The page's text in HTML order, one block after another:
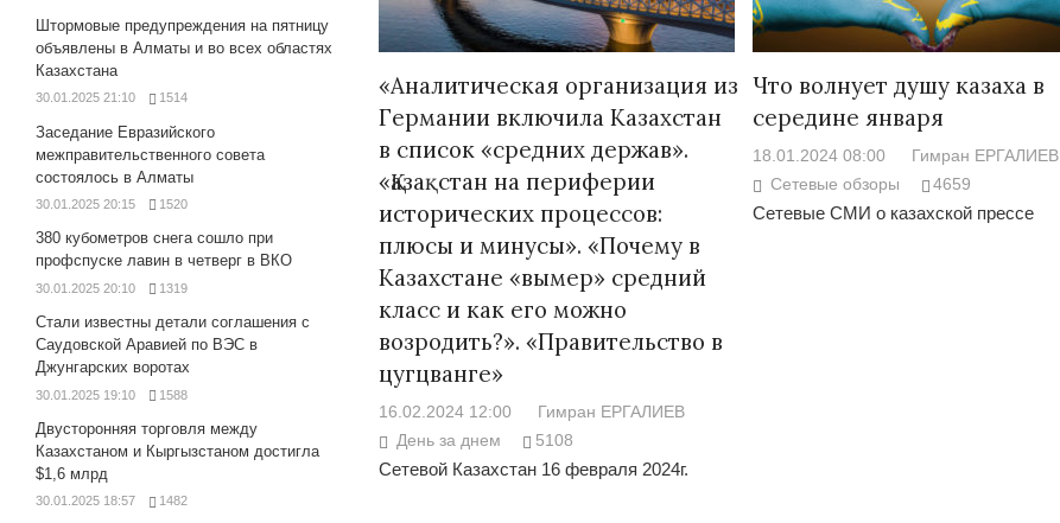
«Аналитическая организация из
Германии включила Казахстан
в список «средних держав».
«Қазақстан на периферии
исторических процессов:
плюсы и минусы». «Почему в
Казахстане «вымер» средний
класс и как его можно
возродить?». «Правительство в
цугцванге»
16.02.2024 12:00
Гимран ЕРГАЛИЕВ
День за днем
5108
Сетевой Казахстан 16 февраля 2024г.
Что волнует душу казаха в
середине января
18.01.2024 08:00
Гимран ЕРГАЛИЕВ
Сетевые обзоры
4659
Сетевые СМИ о казахской прессе
Штормовые предупреждения на пятницу
объявлены в Алматы и во всех областях
Казахстана
30.01.2025 21:10 1514
Заседание Евразийского
межправительственного совета
состоялось в Алматы
30.01.2025 20:15 1520
380 кубометров снега сошло при
профспуске лавин в четверг в ВКО
30.01.2025 20:10 1319
Стали известны детали соглашения с
Саудовской Аравией по ВЭС в
Джунгарских воротах
30.01.2025 19:10 1588
Двусторонняя торговля между
Казахстаном и Кыргызстаном достигла
$1,6 млрд
30.01.2025 18:57 1482